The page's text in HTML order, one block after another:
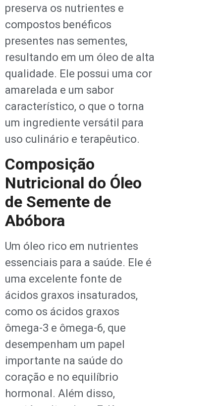
preserva os nutrientes e
compostos benéficos
presentes nas sementes,
resultando em um óleo de alta
qualidade. Ele possui uma cor
amarelada e um sabor
característico, o que o torna
um ingrediente versátil para
uso culinário e terapêutico.
Composição
Nutricional do Óleo
de Semente de
Abóbora
Um óleo rico em nutrientes
essenciais para a saúde. Ele é
uma excelente fonte de
ácidos graxos insaturados,
como os ácidos graxos
ômega-3 e ômega-6, que
desempenham um papel
importante na saúde do
coração e no equilíbrio
hormonal. Além disso,